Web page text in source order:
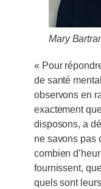
Mary
« Pour
de santé
observons en
exactement
disposons, a
ne savons pas
combien
fournissent,
quels sont